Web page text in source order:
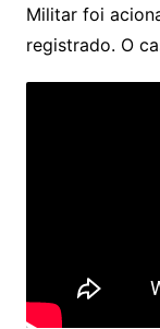
Militar foi
registrado. O